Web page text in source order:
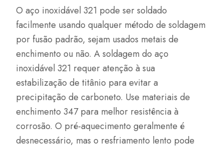
O aço inoxidável 321 pode ser soldado
facilmente usando qualquer método de soldagem
por fusão padrão, sejam usados metais de
enchimento ou não. A soldagem do aço
inoxidável 321 requer atenção à sua
estabilização de titânio para evitar a
precipitação de carboneto. Use materiais de
enchimento 347 para melhor resistência à
corrosão. O pré-aquecimento geralmente é
desnecessário, mas o resfriamento lento pode